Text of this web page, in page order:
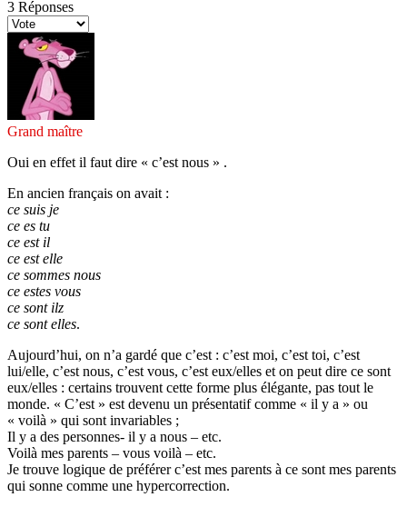
3 Réponses
Grand maître
Oui en effet il faut dire « c’est nous » .
En ancien français on avait :
ce suis je
ce es tu
ce est il
ce est elle
ce sommes nous
ce estes vous
ce sont ilz
ce sont elles.
Aujourd’hui, on n’a gardé que c’est : c’est moi, c’est toi, c’est
lui/elle, c’est nous, c’est vous, c’est eux/elles et on peut dire ce sont
eux/elles : certains trouvent cette forme plus élégante, pas tout le
monde. « C’est » est devenu un présentatif comme « il y a » ou
« voilà » qui sont invariables ;
Il y a des personnes- il y a nous – etc.
Voilà mes parents – vous voilà – etc.
Je trouve logique de préférer c’est mes parents à ce sont mes parents
qui sonne comme une hypercorrection.